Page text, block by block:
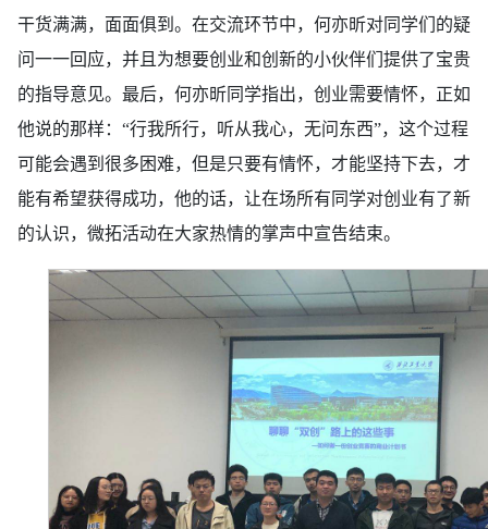
干货满满，面面俱到。在交流环节中，何亦昕对同学们的疑
问一一回应，并且为想要创业和创新的小伙伴们提供了宝贵
的指导意见。最后，何亦昕同学指出，创业需要情怀，正如
他说的那样：“行我所行，听从我心，无问东西”，这个过程
可能会遇到很多困难，但是只要有情怀，才能坚持下去，才
能有希望获得成功，他的话，让在场所有同学对创业有了新
的认识，微拓活动在大家热情的掌声中宣告结束。